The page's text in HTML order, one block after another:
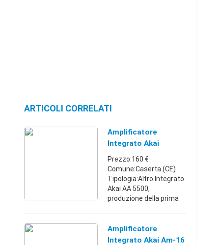
ARTICOLI CORRELATI
Amplificatore
Integrato Akai
Prezzo:160 €
Comune:Caserta (CE)
Tipologia:Altro Integrato
Akai AA 5500,
produzione della prima
costruttivamemte
splendido. 30 watt a
Amplificatore
Integrato Akai Am-16